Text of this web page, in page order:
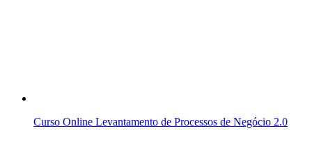
Curso Online Levantamento de Processos de Negócio 2.0